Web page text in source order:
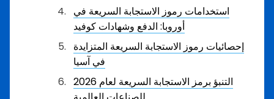
استخدامات رموز الاستجابة السريعة في
أوروبا: الدفع وشهادات كوفيد
إحصائيات رموز الاستجابة السريعة المتزايدة
في آسيا
التنبؤ برمز الاستجابة السريعة لعام 2026